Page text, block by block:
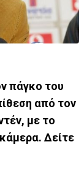
πάγκο του
από τον
με το
Δείτε